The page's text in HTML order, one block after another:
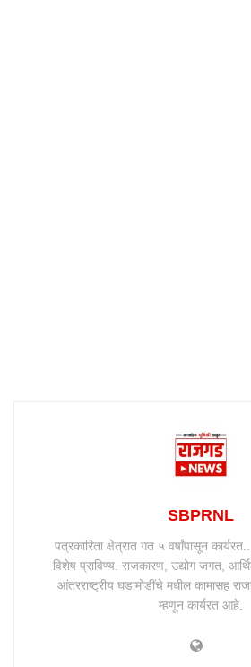
SBPRNL
पत्रकारिता क्षेत्रात गत ५ वर्षांपासून
विशेष प्राविण्य. राजकारण, उद्योग जगत,
आंतरराष्ट्रीय घडामोडींचे मधील कामासह
म्हणून कार्यरत आहे.